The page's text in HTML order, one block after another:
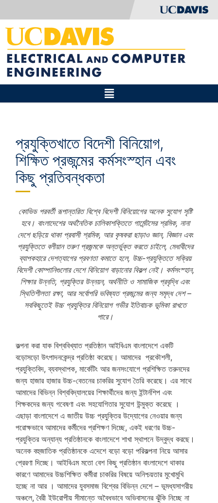
প্রযুক্তিখাতে বিদেশী বিনিয়োগ,
শিক্ষিত প্রজন্মের কর্মসংস্হান এবং
কিছু প্রতিবন্ধকতা
কোভিড পরবর্তী রূপান্তরিত বিশ্বে বিদেশী বিনিয়োগের অনেক সুযোগ সৃষ্টি
হবে। বাংলাদেশের অর্থনৈতিক চালিকাশক্তিতে গার্মেন্টসের শ্রমিক, নানা
দেশে ছড়িয়ে থাকা প্রবাসী শ্রমিক, আর কৃষকরা ছাড়াও জ্ঞান, বিজ্ঞান এবং
প্রযুক্তিতে বলীয়ান তরুণ প্রজন্মকে অন্তর্ভুক্ত করতে চাইলে, মেধাবীদের
ব্যাপকহারে দেশত্যাগের প্রবণতা কমাতে হলে, উচ্চ-প্রযুক্তিতে সক্রিয়
বিদেশী কোম্পানিগুলোর দেশে বিনিয়োগ বাড়ানোর বিকল্প নেই। কর্মসংস্হান,
শিক্ষার উন্নতি, প্রযুক্তির উন্নয়ন, অর্থনীতি ও সামাজিক প্রবৃদ্ধি এবং
স্থিতিশীলতা রক্ষা, আর সর্বোপরি ভবিষ্যত প্রজন্মের জন্য সমৃদ্ধ দেশ –
সবকিছুতেই উচ্চ প্রযুক্তির বিনিয়োগ গভীর ইতিবাচক ভূমিকা রাখতে
পারে।
কল্পনা করা যাক বিশ্ববিখ্যাত প্রতিষ্ঠান আইবিএম বাংলাদেশে একটি
বড়োসড়ো উৎপাদনকেন্দ্র প্রতিষ্ঠা করেছে। আমাদের প্রকৌশলী,
প্রযুক্তিবিদ, ব্যবস্থাপক, মার্কেটিং আর জনসংযোগে প্রশিক্ষিত তরুনদের
জন্য হাজার হাজার উচ্চ-বেতনের চাকরির সুযোগ তৈরি করেছে। এর সাথে
আমাদের বিভিন্ন বিশ্ববিদ্যালয়ের শিক্ষার্থীদের জন্য ইন্টার্নশিপ এবং
শিক্ষকদের জন্য গবেষণা এবং সহযোগিতার সুযোগ উন্মুক্ত করেছে ।
এছাড়া বাংলাদেশে এ জাতীয় উচ্চ প্রযুক্তির উদ্যোগের নেওয়ার জন্য
পরোক্ষভাবে আমাদের কর্মীদের প্রশিক্ষণ দিচ্ছে, একই ধরণের উচ্চ-
প্রযুক্তির অন্যান্য প্রতিষ্ঠানকে বাংলাদেশে শাখা স্থাপনে উদ্বুদ্ধ করছে।
অনেক বহুজাতিক প্রতিষ্ঠানকে এদেশে বড়ো বড়ো পরিকল্পনা নিয়ে আসার
প্রেরণা দিচ্ছে। আইবিএম মতো বেশ কিছু প্রতিষ্ঠান বাংলাদেশে থাকার
কারণে আমাদের উচ্চশিক্ষিত কর্মীরা চাকরির বিষয়ে অনিশ্চয়তার মুখোমুখি
হচ্ছে না আর । আমাদের যুবসমাজ বিশ্বের বিভিন্ন দেশে – ভূমধ্যসাগরীয়
অঞ্চলে, বৈরী ইউরোপীয় সীমান্তে অবৈধভাবে অভিবাসনের ঝুঁকি নিচ্ছে না